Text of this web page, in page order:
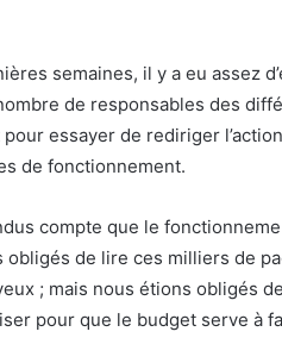
semaines, il y a eu assez
de responsables des
essayer de rediriger
de fonctionnement.
compte que le
de lire ces milliers de
; mais nous étions obligés
pour que le budget serve à